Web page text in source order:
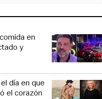
en
y
día en que
el corazón